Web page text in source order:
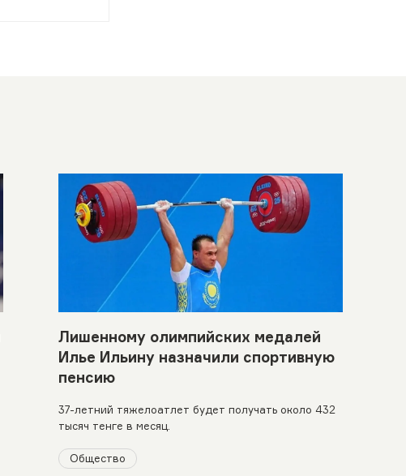
Лишенному олимпийских медалей
Илье Ильину назначили спортивную
пенсию
37-летний тяжелоатлет будет получать около 432
тысяч тенге в месяц.
Общество